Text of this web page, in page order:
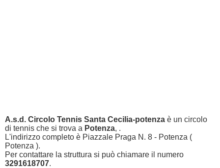
A.s.d. Circolo Tennis Santa Cecilia-potenza è un circolo
di tennis che si trova a Potenza, .
L'indirizzo completo è Piazzale Praga N. 8 - Potenza (
Potenza ).
Per contattare la struttura si può chiamare il numero
3291618707.